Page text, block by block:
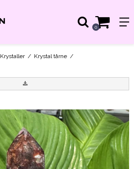
0
Krystaller / Krystal tårne /